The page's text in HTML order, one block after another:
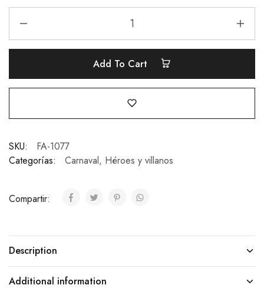
Add To Cart
SKU:
FA-1077
Categorías:
Carnaval, Héroes y villanos
Compartir:
Description
Additional information